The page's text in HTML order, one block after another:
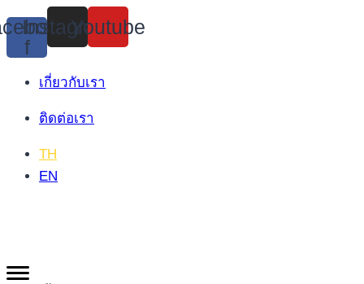
Skip
to
content
f
Instagram
Youtube
เกี่ยวกับเรา
ติดต่อเรา
TH
EN